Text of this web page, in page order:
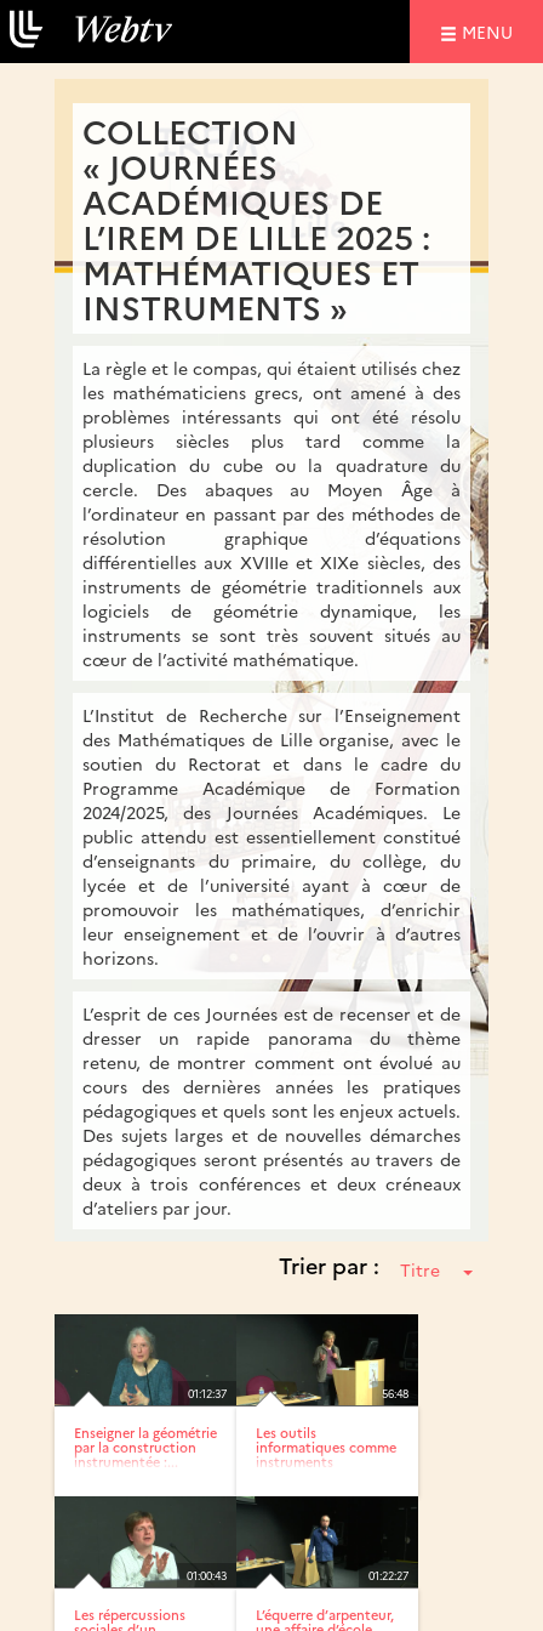
MENU
COLLECTION
« JOURNÉES
ACADÉMIQUES DE
L’IREM DE LILLE 2025 :
MATHÉMATIQUES ET
INSTRUMENTS »
La règle et le compas, qui étaient utilisés chez
les mathématiciens grecs, ont amené à des
problèmes intéressants qui ont été résolu
plusieurs siècles plus tard comme la
duplication du cube ou la quadrature du
cercle. Des abaques au Moyen Âge à
l’ordinateur en passant par des méthodes de
résolution graphique d’équations
différentielles aux XVIIIe et XIXe siècles, des
instruments de géométrie traditionnels aux
logiciels de géométrie dynamique, les
instruments se sont très souvent situés au
cœur de l’activité mathématique.
L’Institut de Recherche sur l’Enseignement
des Mathématiques de Lille organise, avec le
soutien du Rectorat et dans le cadre du
Programme Académique de Formation
2024/2025, des Journées Académiques. Le
public attendu est essentiellement constitué
d’enseignants du primaire, du collège, du
lycée et de l’université ayant à cœur de
promouvoir les mathématiques, d’enrichir
leur enseignement et de l’ouvrir à d’autres
horizons.
L’esprit de ces Journées est de recenser et de
dresser un rapide panorama du thème
retenu, de montrer comment ont évolué au
cours des dernières années les pratiques
pédagogiques et quels sont les enjeux actuels.
Des sujets larges et de nouvelles démarches
pédagogiques seront présentés au travers de
deux à trois conférences et deux créneaux
d’ateliers par jour.
Trier par : Titre
01:12:37
Enseigner la géométrie
par la construction
instrumentée :...
56:48
Les outils
informatiques comme
instruments
01:00:43
Les répercussions
01:22:27
L’équerre d’arpenteur,